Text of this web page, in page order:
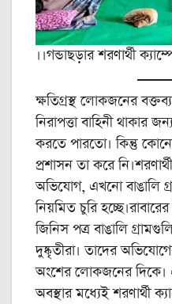
।।গন্ডাছড়ার শরণার্থী
ক্ষতিগ্রস্থ লোকজনের
নিরাপত্তা বাহিনী থাকার
করতে পারতো। কিন্তু
প্রশাসন তা করে
অভিযোগ, এখনো বাঙালি
নিয়মিত চুরি
জিনিস পত্র বাঙালি
দুষ্কৃতীরা। তাদের
অংশের লোকজনের দিকে।
অবস্থার মধ্যেই শরণার্থী